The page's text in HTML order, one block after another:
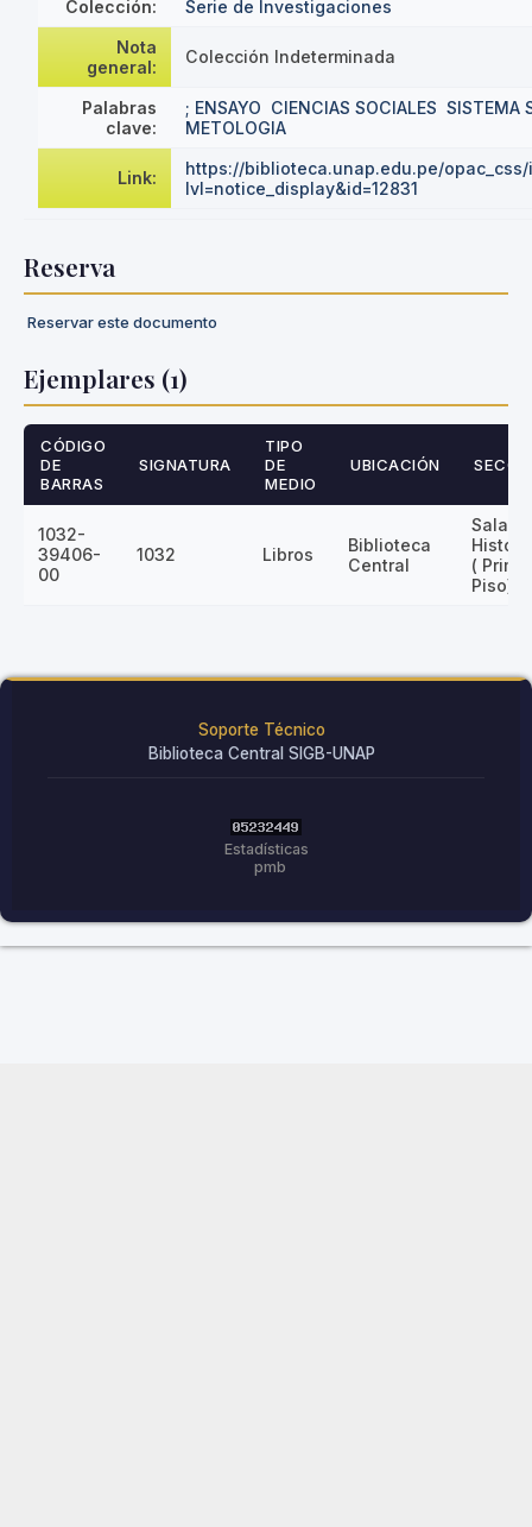
Colección:
Serie de Investigaciones
Nota
general:
Colección Indeterminada
Palabras
clave:
; ENSAYO CIENCIAS SOCIALES SISTEMA
METOLOGIA
Link:
https://biblioteca.unap.edu.pe/opac_css/
lvl=notice_display&id=12831
Reserva
Reservar este documento
Ejemplares (1)
CÓDIGO
DE
BARRAS
SIGNATURA
TIPO
DE
MEDIO
UBICACIÓN
1032-
39406-
00
1032 Libros
Biblioteca
Central
Sala
(
Piso)
Soporte Técnico
Biblioteca Central SIGB-UNAP
Estadísticas
pmb